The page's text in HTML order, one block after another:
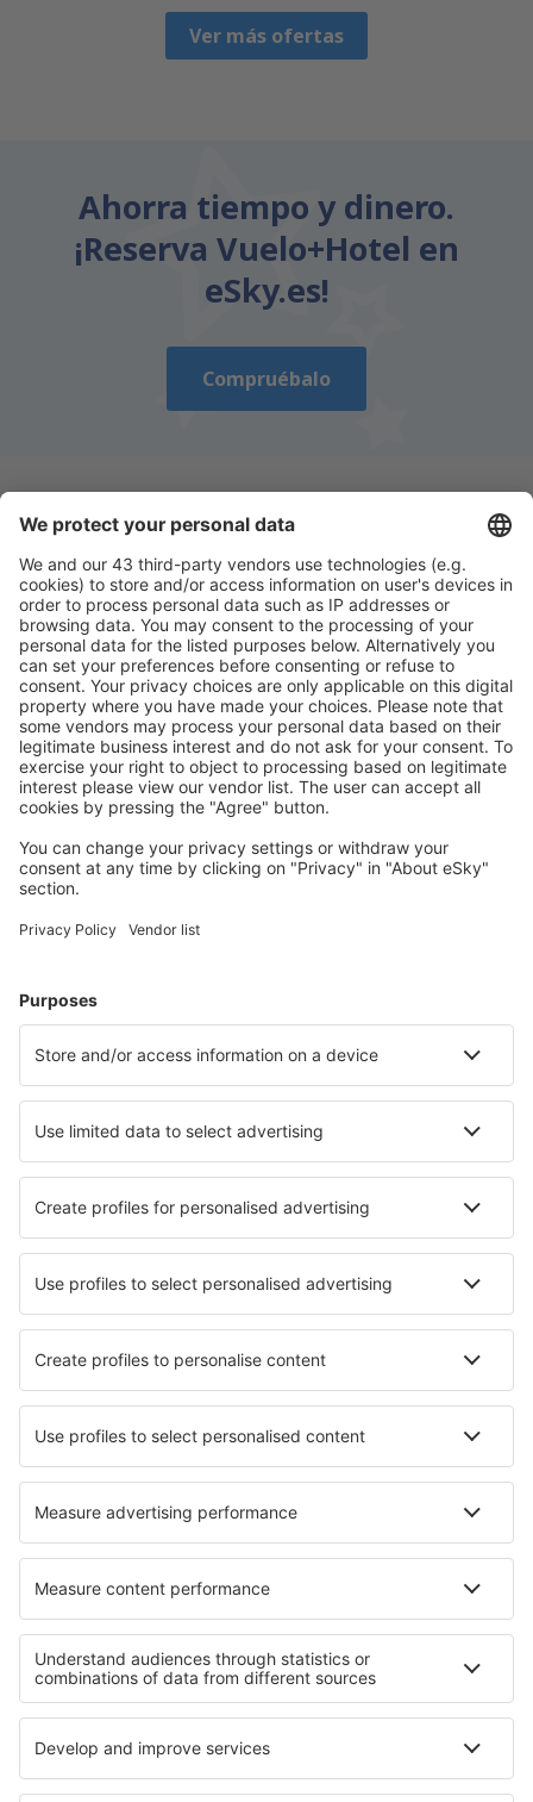
Ver más ofertas
Ahorra tiempo y dinero.
¡Reserva Vuelo+Hotel en
eSky.es!
Compruébalo
Descarga nuestra appy planifica
cómodamente tus viajes
Planifica tu viaje
Vuelos baratos
Escapadas
Vuelo+Hotel
Hoteles
Traslados
Atracciones
Eventos deportivos
Aprende más
Mejor Precio Garantizado
Aplicación móvil
Aerolíneas
Ryanair
Vueling
Iberia
Air Europa
Wizz Air
Sobre eSky
Términos y condiciones
Mis reservas
Política de privacidad
Asistencia y contacto